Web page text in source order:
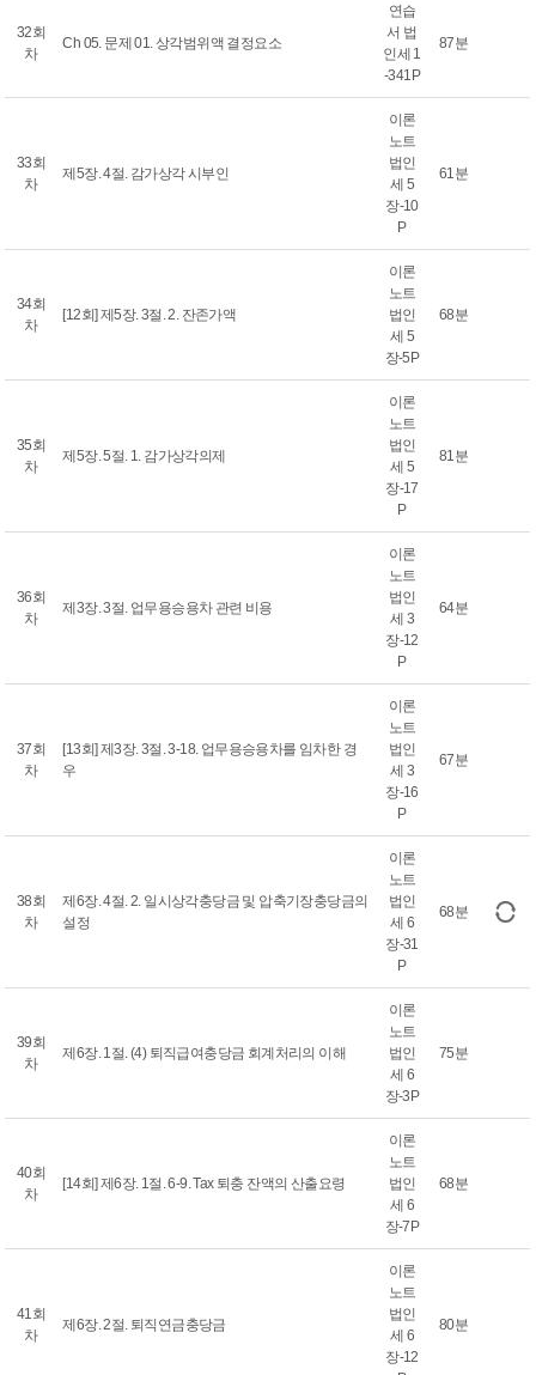
32회
차
Ch 05. 문제 01. 상각범위액 결정요소
연습
서 법
인세 1
-341P
87분
33회
차
제5장. 4절. 감가상각 시부인
이론
노트
법인
세 5
장-10
P
61분
34회
차
[12회] 제5장. 3절. 2. 잔존가액
이론
노트
법인
세 5
장-5P
68분
35회
차
제5장. 5절. 1. 감가상각의제
이론
노트
법인
세 5
장-17
P
81분
36회
차
제3장. 3절. 업무용승용차 관련 비용
이론
노트
법인
세 3
장-12
P
64분
37회
차
[13회] 제3장. 3절. 3-18. 업무용승용차를 임차한 경
우
이론
노트
법인
세 3
장-16
P
67분
38회
차
제6장. 4절. 2. 일시상각충당금 및 압축기장충당금의
설정
이론
노트
법인
세 6
장-31
P
68분
39회
차
제6장. 1절. (4) 퇴직급여충당금 회계처리의 이해
이론
노트
법인
세 6
장-3P
75분
40회
차
[14회] 제6장. 1절. 6-9. Tax 퇴충 잔액의 산출요령
이론
노트
법인
세 6
장-7P
68분
41회
차
제6장. 2절. 퇴직연금충당금
이론
노트
법인
세 6
장-12
80분